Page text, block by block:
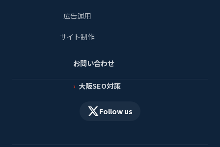
広告運用
サイト制作
お問い合わせ
大阪SEO対策
Follow us